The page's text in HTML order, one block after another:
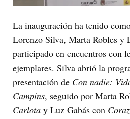
La inauguración ha tenido
Lorenzo Silva, Marta Robles y
participado en encuentros con
ejemplares. Silva abrió la
presentación de Con nadie:
Campins, seguido por Marta
Carlota y Luz Gabás con